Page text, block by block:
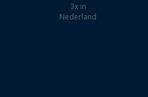
3x in
Nederland